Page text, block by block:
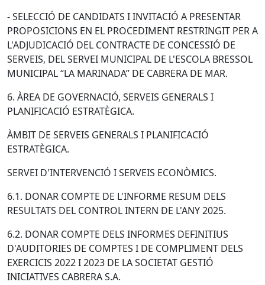
- SELECCIÓ DE CANDIDATS I INVITACIÓ A PRESENTAR
PROPOSICIONS EN EL PROCEDIMENT RESTRINGIT PER A
L'ADJUDICACIÓ DEL CONTRACTE DE CONCESSIÓ DE
SERVEIS, DEL SERVEI MUNICIPAL DE L'ESCOLA BRESSOL
MUNICIPAL “LA MARINADA” DE CABRERA DE MAR.
6. ÀREA DE GOVERNACIÓ, SERVEIS GENERALS I
PLANIFICACIÓ ESTRATÈGICA.
ÀMBIT DE SERVEIS GENERALS I PLANIFICACIÓ
ESTRATÈGICA.
SERVEI D'INTERVENCIÓ I SERVEIS ECONÒMICS.
6.1. DONAR COMPTE DE L'INFORME RESUM DELS
RESULTATS DEL CONTROL INTERN DE L'ANY 2025.
6.2. DONAR COMPTE DELS INFORMES DEFINITIUS
D'AUDITORIES DE COMPTES I DE COMPLIMENT DELS
EXERCICIS 2022 I 2023 DE LA SOCIETAT GESTIÓ
INICIATIVES CABRERA S.A.